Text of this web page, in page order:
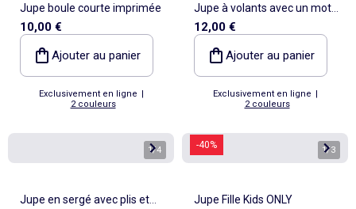
Jupe boule courte imprimée
10,00 €
Ajouter au panier
Exclusivement en ligne |
2 couleurs
Jupe à volants avec un motif
léopard
12,00 €
Ajouter au panier
Exclusivement en ligne |
2 couleurs
1/4
Jupe en sergé avec plis et
-40% 1/3
Jupe Fille Kids ONLY